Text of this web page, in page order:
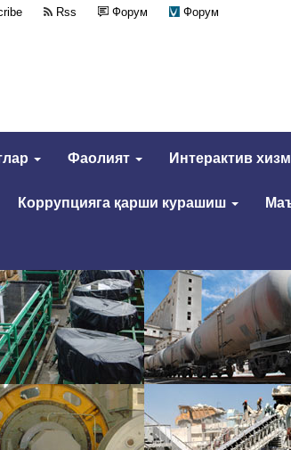
Rss Форум
Форум
Фаолият Интерактив
Коррупцияга қарши курашиш